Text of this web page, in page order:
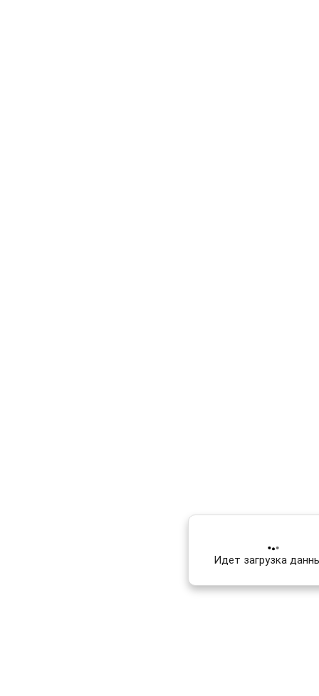
Идет загрузка